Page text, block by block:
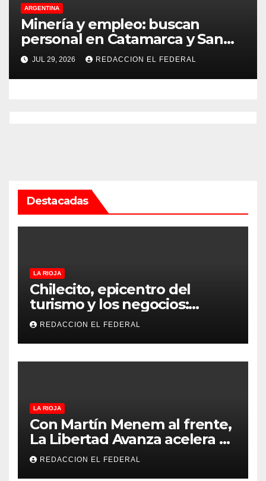
ARGENTINA
Minería y empleo: buscan
personal en Catamarca y San
Juan para distintos puestos
JUL 29, 2026 REDACCION EL FEDERAL
Destacadas
LA RIOJA
Chilecito, epicentro del
turismo y los negocios:
arranca la Expo que promete
revolucionar la economía
regional en un evento sin
precedentes en La Rioja
REDACCION EL FEDERAL
LA RIOJA
Con Martín Menem al frente,
La Libertad Avanza acelera su
despliegue en La Rioja y
desembarcó en Aimogasta
REDACCION EL FEDERAL